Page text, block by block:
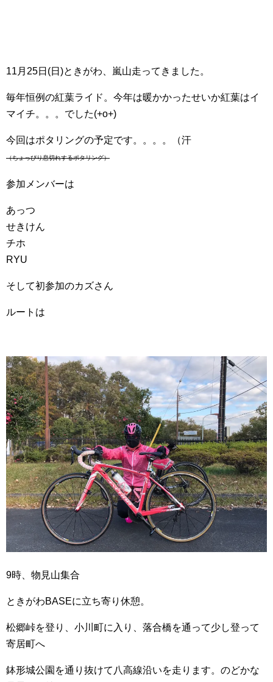
11月25日(日)ときがわ、嵐山走ってきました。
毎年恒例の紅葉ライド。今年は暖かかったせいか紅葉はイ
マイチ。。。でした(+o+)
今回はポタリングの予定です。。。。（汗
（ちょっぴり息切れするポタリング）
参加メンバーは
あっつ
せきけん
チホ
RYU
そして初参加のカズさん
ルートは
9時、物見山集合
ときがわBASEに立ち寄り休憩。
松郷峠を登り、小川町に入り、落合橋を通って少し登って
寄居町へ
鉢形城公園を通り抜けて八高線沿いを走ります。のどかな